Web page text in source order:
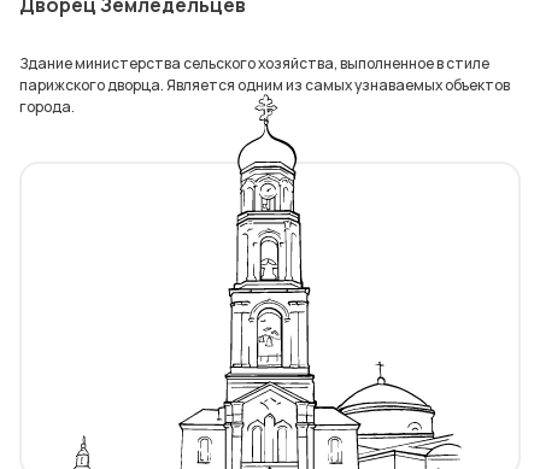
Здание министерства сельского хозяйства, выполненное в стиле
парижского дворца. Является одним из самых узнаваемых объектов
города.